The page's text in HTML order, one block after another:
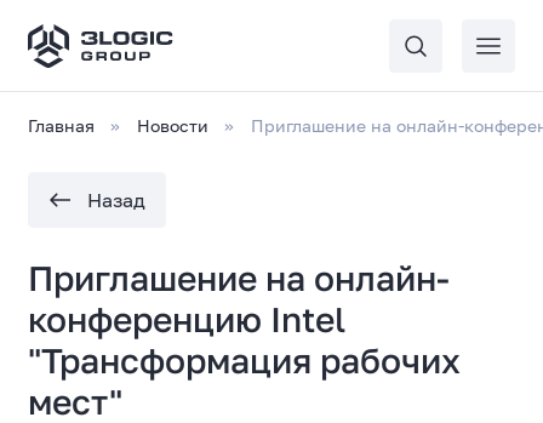
Главная Новости Приглашение на онлайн-
Назад
Приглашение на онлайн-
конференцию Intel
"Трансформация рабочих
мест"